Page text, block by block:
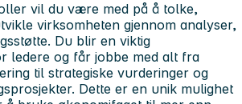
vil du være med på å tolke,
virksomheten gjennom analyser,
Du blir en viktig
ledere og får jobbe med alt fra
til strategiske vurderinger og
Dette er en unik mulighet